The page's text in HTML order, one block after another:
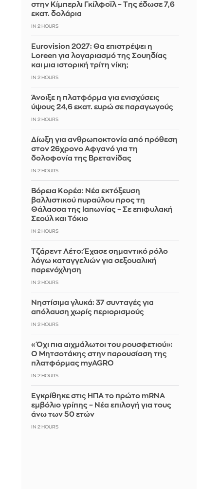
στην Κίμπερλι Γκίλφοϊλ – Της έδωσε 7,6
εκατ. δολάρια
IN 2 HOURS
Eurovision 2027: Θα επιστρέψει η
Loreen για λογαριασμό της Σουηδίας
και μια ιστορική τρίτη νίκη;
IN 2 HOURS
Άνοιξε η πλατφόρμα για ενισχύσεις
ύψους 24,6 εκατ. ευρώ σε παραγωγούς
IN 2 HOURS
Δίωξη για ανθρωποκτονία από πρόθεση
στον 26χρονο Αφγανό για τη
δολοφονία της Βρετανίδας
IN 2 HOURS
Βόρεια Κορέα: Νέα εκτόξευση
βαλλιστικού πυραύλου προς τη
Θάλασσα της Ιαπωνίας – Σε επιφυλακή
Σεούλ και Τόκιο
IN 2 HOURS
Τζάρεντ Λέτο: Έχασε σημαντικό ρόλο
λόγω καταγγελιών για σεξουαλική
παρενόχληση
IN 2 HOURS
Νηστίσιμα γλυκά: 37 συνταγές για
απόλαυση χωρίς περιορισμούς
IN 2 HOURS
«Όχι πια αιχμάλωτοι του ρουσφετιού»:
Ο Μητσοτάκης στην παρουσίαση της
πλατφόρμας myAGRO
IN 2 HOURS
Εγκρίθηκε στις ΗΠΑ το πρώτο mRNA
εμβόλιο γρίπης – Νέα επιλογή για τους
άνω των 50 ετών
IN 2 HOURS